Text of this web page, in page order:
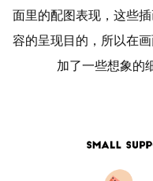
面里的配图表现，这些
容的呈现目的，所以在
加了一些想象的